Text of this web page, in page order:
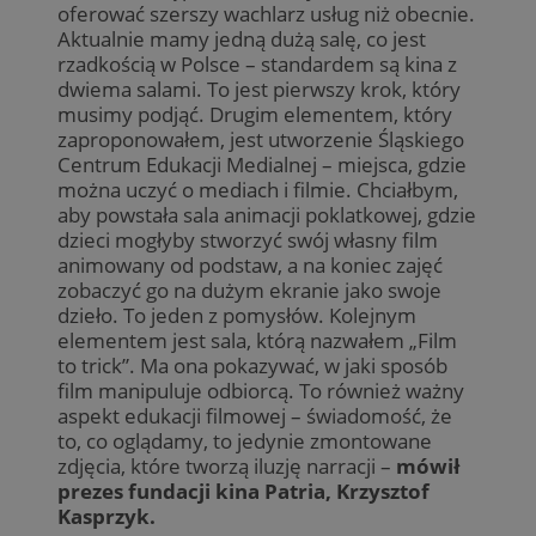
oferować szerszy wachlarz usług niż obecnie.
Aktualnie mamy jedną dużą salę, co jest
rzadkością w Polsce – standardem są kina z
dwiema salami. To jest pierwszy krok, który
musimy podjąć. Drugim elementem, który
zaproponowałem, jest utworzenie Śląskiego
Centrum Edukacji Medialnej – miejsca, gdzie
można uczyć o mediach i filmie. Chciałbym,
aby powstała sala animacji poklatkowej, gdzie
dzieci mogłyby stworzyć swój własny film
animowany od podstaw, a na koniec zajęć
zobaczyć go na dużym ekranie jako swoje
dzieło. To jeden z pomysłów. Kolejnym
elementem jest sala, którą nazwałem „Film
to trick”. Ma ona pokazywać, w jaki sposób
film manipuluje odbiorcą. To również ważny
aspekt edukacji filmowej – świadomość, że
to, co oglądamy, to jedynie zmontowane
zdjęcia, które tworzą iluzję narracji – mówił
prezes fundacji kina Patria, Krzysztof
Kasprzyk.